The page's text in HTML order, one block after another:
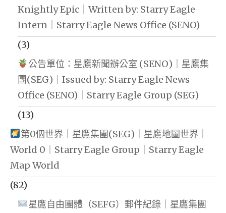
Knightly Epic｜Written by: Starry Eagle
Intern｜Starry Eagle News Office (SENO)
(3)
公告單位：星鷹新聞辦公室 (SENO)｜星鷹集
團(SEG)｜Issued by: Starry Eagle News
Office (SENO)｜Starry Eagle Group (SEG)
(13)
第0個世界｜星鷹集團(SEG)｜星鷹地圖世界｜
World 0｜Starry Eagle Group｜Starry Eagle
Map World
(82)
星鷹自由團體（SEFG）郵件紀錄｜星鷹集團